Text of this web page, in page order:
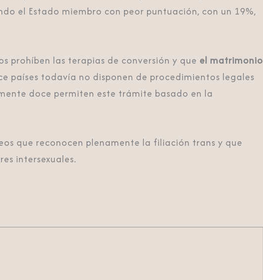
el Estado miembro con peor puntuación, con un 19%,
prohíben las terapias de conversión y que el matrimonio
países todavía no disponen de procedimientos legales
doce permiten este trámite basado en la
que reconocen plenamente la filiación trans y que
intersexuales.